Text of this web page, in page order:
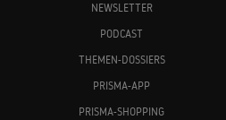
NEWSLETTER
PODCAST
THEMEN-DOSSIERS
PRISMA-APP
PRISMA-SHOPPING